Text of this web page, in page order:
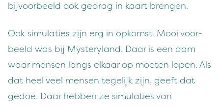
bijvoor­beeld ook gedrag in kaart brengen.
Ook sim­u­laties zijn erg in opkomst. Mooi voor­
beeld was bij Mys­tery­land. Daar is een dam
waar mensen langs elka­ar op moeten lopen. Als
dat heel veel mensen tegelijk zijn, geeft dat
gedoe. Daar hebben ze sim­u­laties van